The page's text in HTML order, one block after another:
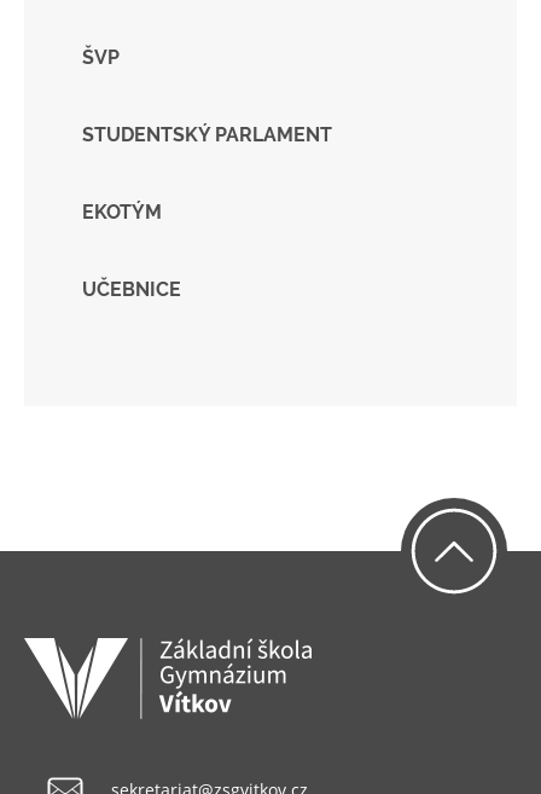
ŠVP
STUDENTSKÝ PARLAMENT
EKOTÝM
UČEBNICE